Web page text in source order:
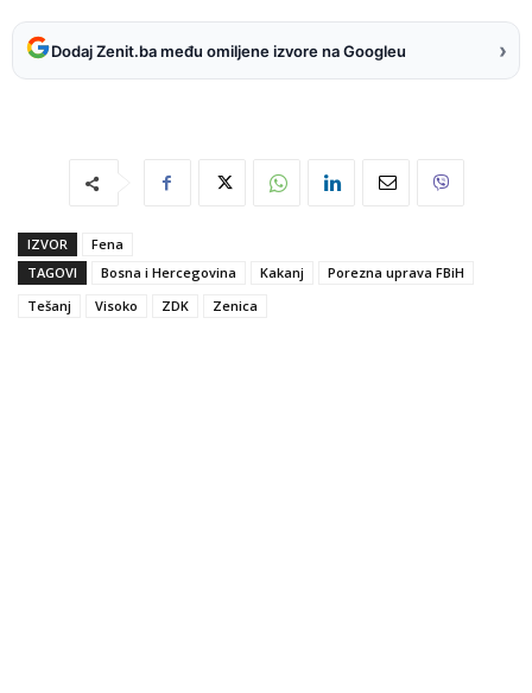
Dodaj Zenit.ba među omiljene izvore na Googleu ›
IZVOR
Fena
TAGOVI
Bosna i Hercegovina Kakanj
Porezna uprava FBiH
Tešanj
Visoko ZDK Zenica